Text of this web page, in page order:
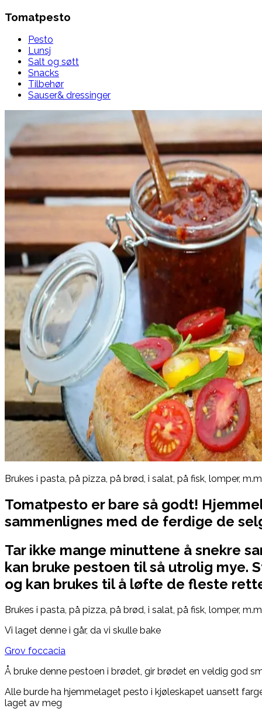
Tomatpesto
Pesto
Lunsj
Salt og søtt
Snacks
Tilbehør
Sauser& dressinger
Brukes i pasta, på pizza, på brød, i salat, på fisk, lomper,
Tomatpesto er bare så godt!
sammenlignes med de ferdige de
Tar ikke mange minuttene å snekre
kan bruke pestoen til så utrolig mye.
og kan brukes til å løfte de fleste
Brukes i pasta, på pizza, på brød, i salat, på fisk, lomper,
Vi laget denne i går, da vi skulle bake
Grov foccacia
Å bruke denne pestoen i brødet, gir brødet en veldig god
Alle burde ha hjemmelaget pesto i kjøleskapet uansett
laget av meg